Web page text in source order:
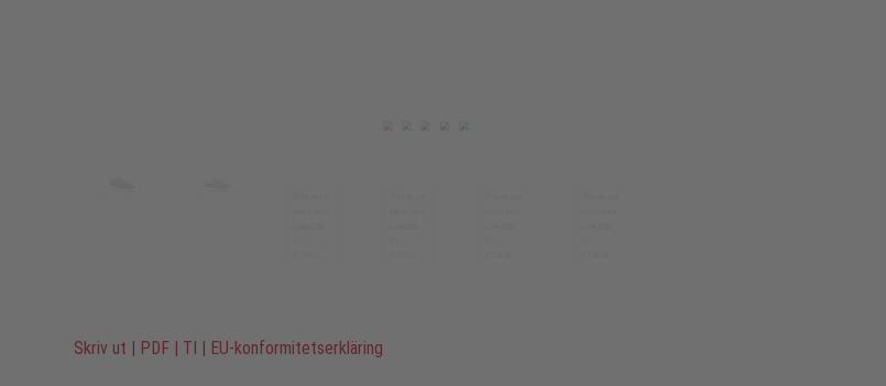
Skriv ut | PDF | TI | EU-konformitetserkläring